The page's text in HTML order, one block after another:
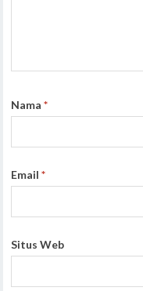
Nama*
Email*
Situs Web